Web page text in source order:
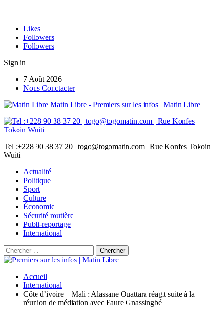
Likes
Followers
Followers
Sign in
7 Août 2026
Nous Conctacter
Matin Libre - Premiers sur les infos | Matin Libre
Tel :+228 90 38 37 20 | togo@togomatin.com | Rue Konfes Tokoin
Wuiti
Actualité
Politique
Sport
Culture
Économie
Sécurité routière
Publi-reportage
International
Accueil
International
Côte d’ivoire – Mali : Alassane Ouattara réagit suite à la
réunion de médiation avec Faure Gnassingbé